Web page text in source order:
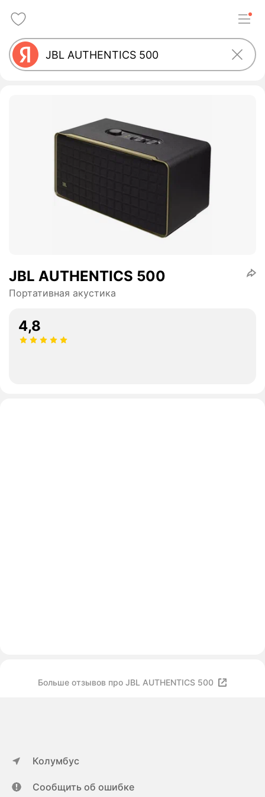
JBL AUTHENTICS 500
Портативная акустика
4,8
Больше отзывов про JBL AUTHENTICS 500
Колумбус
Сообщить об ошибке